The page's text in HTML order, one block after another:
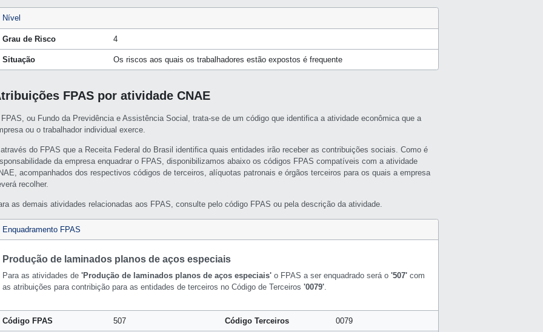
Nível
Grau de Risco 4
Situação Os riscos aos quais os trabalhadores estão expostos é frequente
FPAS por atividade CNAE
ou Fundo da Previdência e Assistência Social, trata-se de um código que identifica a atividade econômica que a
ou o trabalhador individual exerce.
através do FPAS que a Receita Federal do Brasil identifica quais entidades irão receber as contribuições sociais. Como é
da empresa enquadrar o FPAS, disponibilizamos abaixo os códigos FPAS compatíveis com a atividade
acompanhados dos respectivos códigos de terceiros, alíquotas patronais e órgãos terceiros para os quais a empresa
recolher.
as demais atividades relacionadas aos FPAS, consulte pelo código FPAS ou pela descrição da atividade.
Enquadramento FPAS
Produção de laminados planos de aços especiais
Para as atividades de 'Produção de laminados planos de aços especiais'o FPAS a ser enquadrado será o '507'com
as atribuições para contribição para as entidades de terceiros no Código de Terceiros '0079'.
Código FPAS 507 Código Terceiros 0079